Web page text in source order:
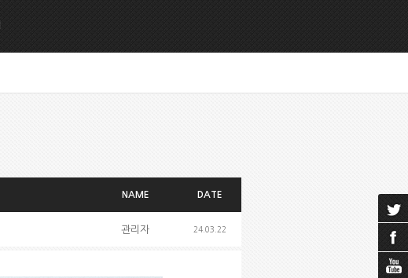
NAME DATE
관리자 24.03.22